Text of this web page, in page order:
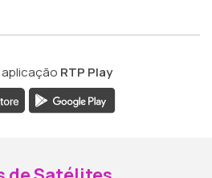
RTP Play